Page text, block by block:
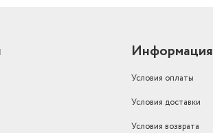
Информация
Условия оплаты
Условия доставки
Условия возврата